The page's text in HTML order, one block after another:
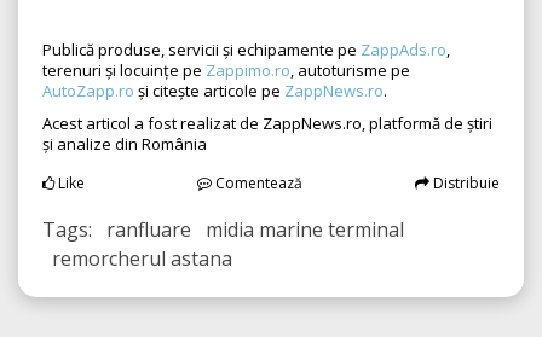
Publică produse, servicii și echipamente pe ZappAds.ro,
terenuri și locuințe pe Zappimo.ro, autoturisme pe
AutoZapp.ro și citește articole pe ZappNews.ro.
Acest articol a fost realizat de ZappNews.ro, platformă de știri
și analize din România
Like Comentează Distribuie
Tags: ranfluare midia marine terminal
remorcherul astana